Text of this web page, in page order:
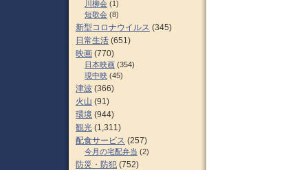
川柳会 (1)
短歌会 (8)
新型コロナウイルス (345)
日常生活 (651)
映画 (770)
日本映画 (354)
現中映 (45)
津波 (366)
火山 (91)
環境 (944)
観光 (1,311)
配食サービス (257)
今月の宅配弁当 (2)
防災・防犯 (752)